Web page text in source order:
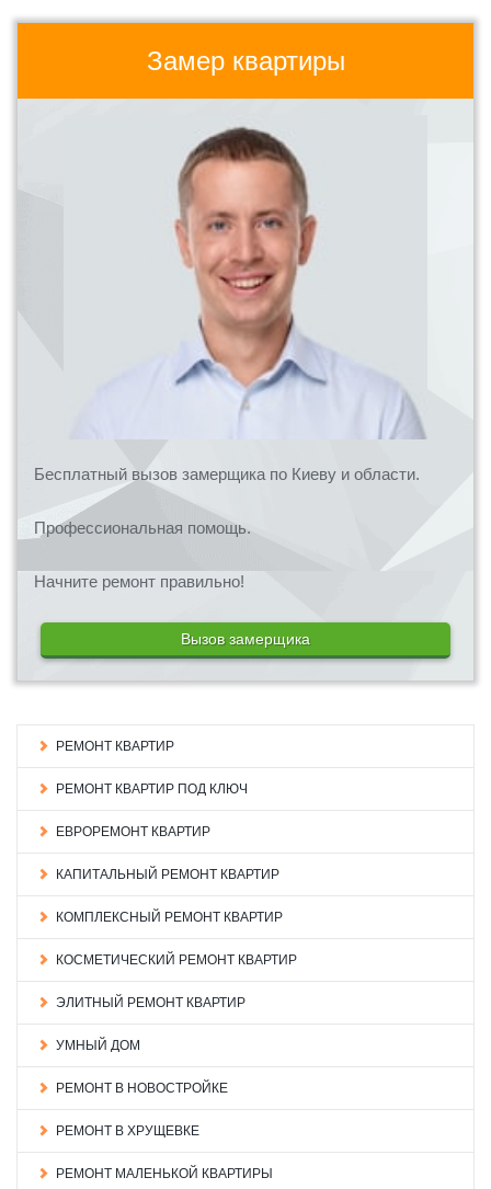
Замер квартиры
Бесплатный вызов замерщика по Киеву и области.
Профессиональная помощь.
Начните ремонт правильно!
Вызов замерщика
РЕМОНТ КВАРТИР
РЕМОНТ КВАРТИР ПОД КЛЮЧ
ЕВРОРЕМОНТ КВАРТИР
КАПИТАЛЬНЫЙ РЕМОНТ КВАРТИР
КОМПЛЕКСНЫЙ РЕМОНТ КВАРТИР
КОСМЕТИЧЕСКИЙ РЕМОНТ КВАРТИР
ЭЛИТНЫЙ РЕМОНТ КВАРТИР
УМНЫЙ ДОМ
РЕМОНТ В НОВОСТРОЙКЕ
РЕМОНТ В ХРУЩЕВКЕ
РЕМОНТ МАЛЕНЬКОЙ КВАРТИРЫ